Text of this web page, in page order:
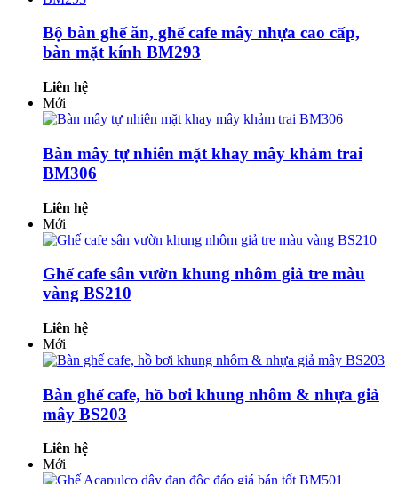
Bộ bàn ghế ăn, ghế cafe mây nhựa cao cấp,
bàn mặt kính BM293
Liên hệ
Mới
Bàn mây tự nhiên mặt khay mây khảm trai
BM306
Liên hệ
Mới
Ghế cafe sân vườn khung nhôm giả tre màu
vàng BS210
Liên hệ
Mới
Bàn ghế cafe, hồ bơi khung nhôm & nhựa giả
mây BS203
Liên hệ
Mới